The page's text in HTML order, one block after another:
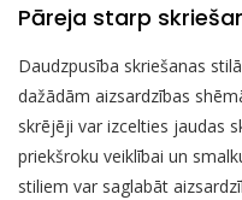
Pāreja starp
Daudzpusība skriešanas
dažādām aizsardzības
skrējēji var izcelties jaudas
priekšroku veiklībai un
stiliem var saglabāt